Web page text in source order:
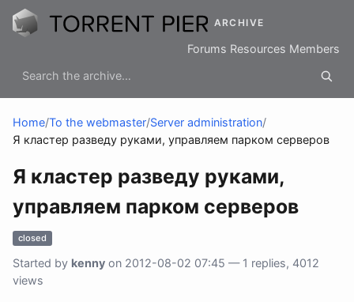
ARCHIVE
Forums Resources Members
Home/To the webmaster/Server administration/
Я кластер разведу руками, управляем парком серверов
Я кластер разведу руками,
управляем парком серверов
closed
Started by kenny on 2012-08-02 07:45 — 1 replies, 4012
views